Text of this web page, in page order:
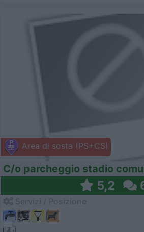
Area di sosta (PS+CS)
C/o parcheggio stadio
5,2